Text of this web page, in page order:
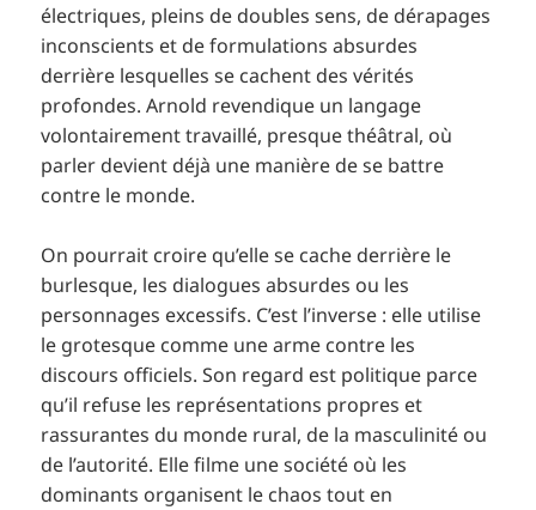
électriques, pleins de doubles sens, de dérapages
inconscients et de formulations absurdes
derrière lesquelles se cachent des vérités
profondes. Arnold revendique un langage
volontairement travaillé, presque théâtral, où
parler devient déjà une manière de se battre
contre le monde.
On pourrait croire qu’elle se cache derrière le
burlesque, les dialogues absurdes ou les
personnages excessifs. C’est l’inverse : elle utilise
le grotesque comme une arme contre les
discours officiels. Son regard est politique parce
qu’il refuse les représentations propres et
rassurantes du monde rural, de la masculinité ou
de l’autorité. Elle filme une société où les
dominants organisent le chaos tout en